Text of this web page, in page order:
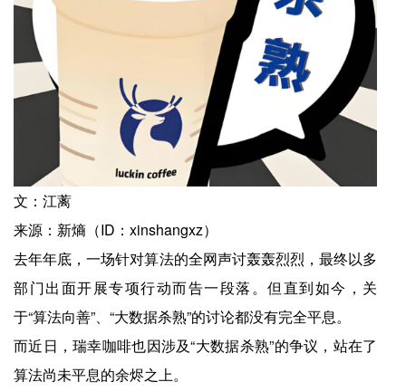
文：江蓠
来源：新熵（ID：xinshangxz）
去年年底，一场针对算法的全网声讨轰轰烈烈，最终以多
部门出面开展专项行动而告一段落。但直到如今，关
于“算法向善”、“大数据杀熟”的讨论都没有完全平息。
而近日，瑞幸咖啡也因涉及“大数据杀熟”的争议，站在了
算法尚未平息的余烬之上。